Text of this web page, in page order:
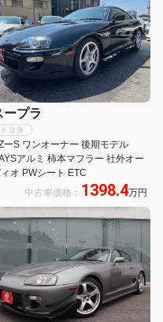
ープラ
トヨタ
ーS ワンオーナー 後期モデル
アルミ 柿本マフラー 社外オー
オ PWシート ETC
中古車価格： 1398.4万円